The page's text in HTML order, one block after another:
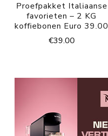
Proefpakket Italiaanse
favorieten – 2 KG
koffiebonen Euro 39.00
€39.00